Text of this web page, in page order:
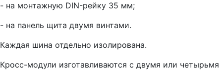
- на монтажную DIN-рейку 35 мм;
- на панель щита двумя винтами.
Каждая шина отдельно изолирована.
Кросс-модули изготавливаются с двумя или четырьмя